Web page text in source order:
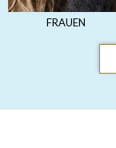
FRAUEN